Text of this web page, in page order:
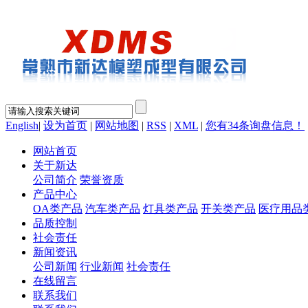
English| 设为首页 | 网站地图 | RSS | XML | 您有34条询盘信息！
网站首页
关于新达
公司简介 荣誉资质
产品中心
OA类产品 汽车类产品 灯具类产品 开关类产品 医疗用品
品质控制
社会责任
新闻资讯
公司新闻 行业新闻 社会责任
在线留言
联系我们